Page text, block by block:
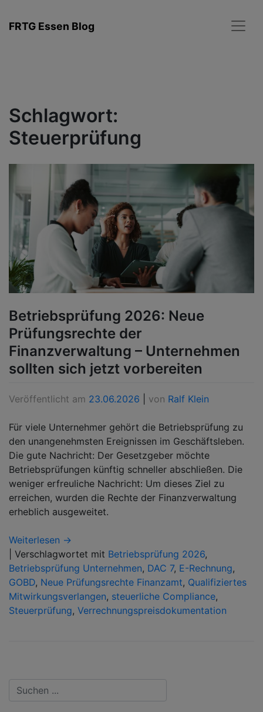
Inhalt
FRTG Essen Blog
Schlagwort:
Steuerprüfung
Betriebsprüfung 2026: Neue
Prüfungsrechte der
Finanzverwaltung – Unternehmen
sollten sich jetzt vorbereiten
Veröffentlicht am 23.06.2026 von Ralf Klein
Für viele Unternehmer gehört die Betriebsprüfung zu
den unangenehmsten Ereignissen im Geschäftsleben.
Die gute Nachricht: Der Gesetzgeber möchte
Betriebsprüfungen künftig schneller abschließen. Die
weniger erfreuliche Nachricht: Um dieses Ziel zu
erreichen, wurden die Rechte der Finanzverwaltung
erheblich ausgeweitet.
Weiterlesen →
Verschlagwortet mit Betriebsprüfung 2026,
Betriebsprüfung Unternehmen, DAC 7, E-Rechnung,
GOBD, Neue Prüfungsrechte Finanzamt, Qualifiziertes
Mitwirkungsverlangen, steuerliche Compliance,
Steuerprüfung, Verrechnungspreisdokumentation